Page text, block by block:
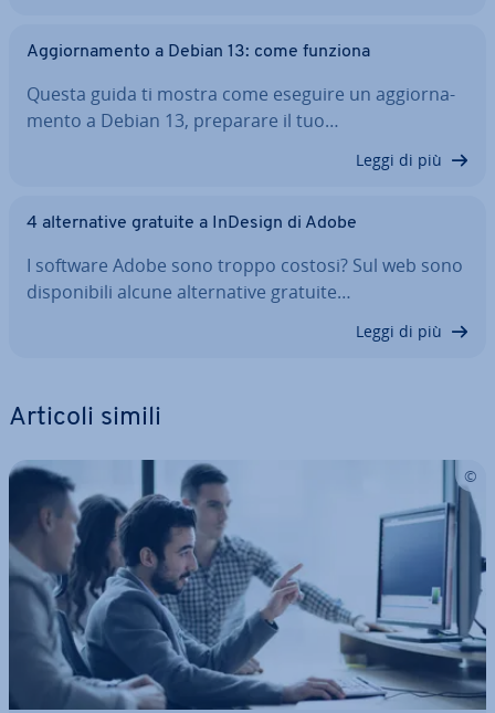
Ag­gior­na­men­to a Debian 13: come funziona
Questa guida ti mostra come eseguire un ag­gior­na­
men­to a Debian 13, preparare il tuo…
Leggi di più
4 al­ter­na­ti­ve gratuite a InDesign di Adobe
I software Adobe sono troppo costosi? Sul web sono
di­spo­ni­bi­li alcune al­ter­na­ti­ve gratuite…
Leggi di più
Articoli simili